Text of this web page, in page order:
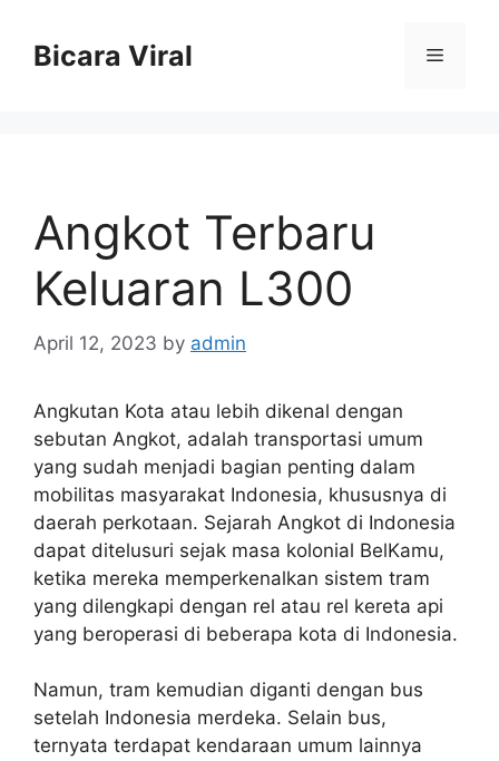
contentBicara Viral Menu
Angkot Terbaru
Keluaran L300
April 12, 2023 by admin
Angkutan Kota atau lebih dikenal dengan
sebutan Angkot, adalah transportasi umum
yang sudah menjadi bagian penting dalam
mobilitas masyarakat Indonesia, khususnya di
daerah perkotaan. Sejarah Angkot di Indonesia
dapat ditelusuri sejak masa kolonial BelKamu,
ketika mereka memperkenalkan sistem tram
yang dilengkapi dengan rel atau rel kereta api
yang beroperasi di beberapa kota di Indonesia.
Namun, tram kemudian diganti dengan bus
setelah Indonesia merdeka. Selain bus,
ternyata terdapat kendaraan umum lainnya